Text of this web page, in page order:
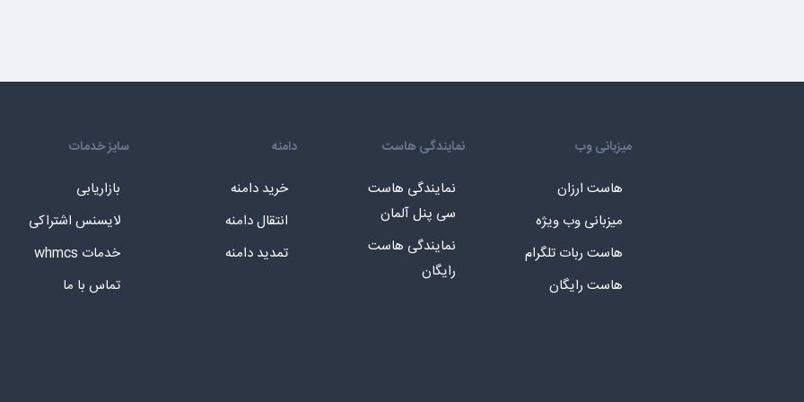
میزبانی وب
هاست ارزان
میزبانی وب ویژه
هاست ربات تلگرام
هاست رایگان
نمایندگی هاست
نمایندگی هاست
سی پنل آلمان
نمایندگی هاست
رایگان
دامنه
خرید دامنه
انتقال دامنه
تمدید دامنه
سایز خدمات
بازاریابی
لایسنس اشتراکی
خدمات whmcs
تماس با ما